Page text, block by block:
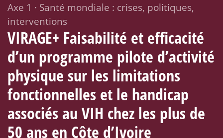
Axe 1 · Santé mondiale : crises, politiques,
interventions
VIRAGE+ Faisabilité et efficacité
d’un programme pilote d’activité
physique sur les limitations
fonctionnelles et le handicap
associés au VIH chez les plus de
50 ans en Côte d’Ivoire